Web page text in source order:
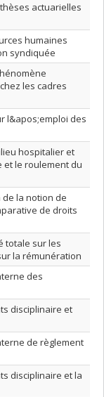
actuarielles
humaines
syndiquée
les cadres
l&apos;emploi des
hospitalier et
le roulement du
la notion de
de droits
totale sur les
la rémunération
des
disciplinaire et
de règlement
disciplinaire et la